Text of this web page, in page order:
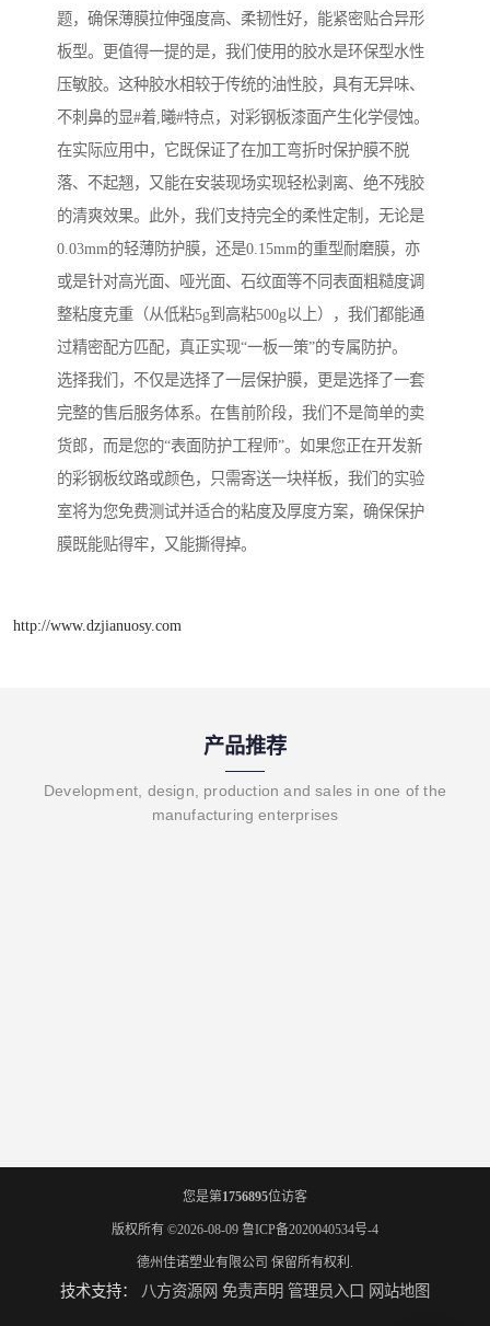
题，确保薄膜拉伸强度高、柔韧性好，能紧密贴合异形
板型。更值得一提的是，我们使用的胶水是环保型水性
压敏胶。这种胶水相较于传统的油性胶，具有无异味、
不刺鼻的显#着,曦#特点，对彩钢板漆面产生化学侵蚀。
在实际应用中，它既保证了在加工弯折时保护膜不脱
落、不起翘，又能在安装现场实现轻松剥离、绝不残胶
的清爽效果。此外，我们支持完全的柔性定制，无论是
0.03mm的轻薄防护膜，还是0.15mm的重型耐磨膜，亦
或是针对高光面、哑光面、石纹面等不同表面粗糙度调
整粘度克重（从低粘5g到高粘500g以上），我们都能通
过精密配方匹配，真正实现“一板一策”的专属防护。
选择我们，不仅是选择了一层保护膜，更是选择了一套
完整的售后服务体系。在售前阶段，我们不是简单的卖
货郎，而是您的“表面防护工程师”。如果您正在开发新
的彩钢板纹路或颜色，只需寄送一块样板，我们的实验
室将为您免费测试并适合的粘度及厚度方案，确保保护
膜既能贴得牢，又能撕得掉。
http://www.dzjianuosy.com
产品推荐
Development, design, production and sales in one of the
manufacturing enterprises
您是第1756895位访客
版权所有 ©2026-08-09 鲁ICP备2020040534号-4
德州佳诺塑业有限公司 保留所有权利.
技术支持： 八方资源网 免责声明 管理员入口 网站地图